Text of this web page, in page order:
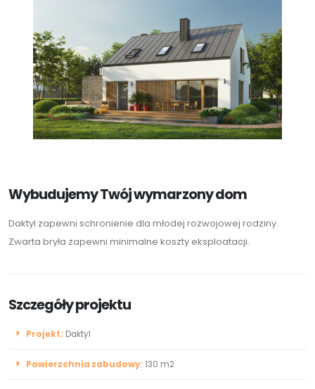
Wybudujemy Twój wymarzony dom
Daktyl zapewni schronienie dla młodej rozwojowej rodziny.
Zwarta bryła zapewni minimalne koszty eksploatacji.
Szczegóły projektu
Projekt: Daktyl
Powierzchnia zabudowy: 130 m2